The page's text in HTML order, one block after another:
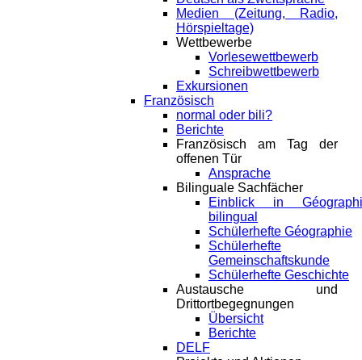
Medien (Zeitung, Radio,
Hörspieltage)
Wettbewerbe
Vorlesewettbewerb
Schreibwettbewerb
Exkursionen
Französisch
normal oder bili?
Berichte
Französisch am Tag der
offenen Tür
Ansprache
Bilinguale Sachfächer
Einblick in
bilingual
Schülerhefte Géographie
Schülerhefte
Gemeinschaftskunde
Schülerhefte Geschichte
Austausche und
Drittortbegegnungen
Übersicht
Berichte
DELF